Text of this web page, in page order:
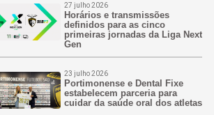
27 julho 2026
Horários e transmissões
definidos para as cinco
primeiras jornadas da Liga Next
Gen
23 julho 2026
Portimonense e Dental Fixe
estabelecem parceria para
cuidar da saúde oral dos atletas